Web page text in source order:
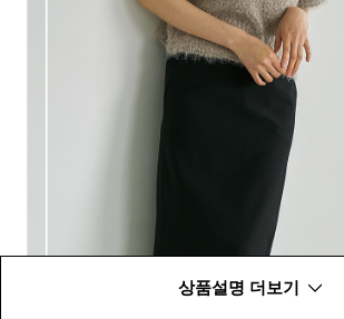
상품설명 더보기